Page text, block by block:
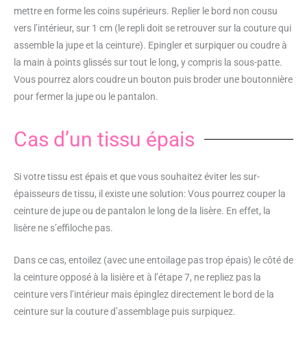
mettre en forme les coins supérieurs. Replier le bord non cousu
vers l’intérieur, sur 1 cm (le repli doit se retrouver sur la couture qui
assemble la jupe et la ceinture). Epingler et surpiquer ou coudre à
la main à points glissés sur tout le long, y compris la sous-patte.
Vous pourrez alors coudre un bouton puis broder une boutonnière
pour fermer la jupe ou le pantalon.
Cas d’un tissu épais
Si votre tissu est épais et que vous souhaitez éviter les sur-
épaisseurs de tissu, il existe une solution: Vous pourrez couper la
ceinture de jupe ou de pantalon le long de la lisère. En effet, la
lisère ne s’effiloche pas.
Dans ce cas, entoilez (avec une entoilage pas trop épais) le côté de
la ceinture opposé à la lisière et à l’étape 7, ne repliez pas la
ceinture vers l’intérieur mais épinglez directement le bord de la
ceinture sur la couture d’assemblage puis surpiquez.